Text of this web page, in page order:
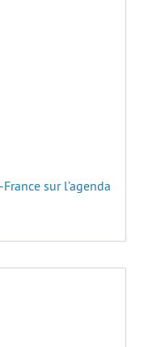
sur l’agenda